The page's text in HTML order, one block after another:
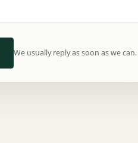
We usually reply as soon as we can.